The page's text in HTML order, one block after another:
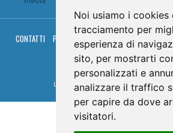
Noi usiamo i
tracciamento per
esperienza di
sito, per mostrarti
personalizzati e
analizzare il traffico
per capire da dove
visitatori.
CONTATTI PRIVACY COOKIES PALINSESTO
RGM HITRADIO
© TRG Media 2005-2026
Umbria Televisioni s.r.l. - P.I.00496230541